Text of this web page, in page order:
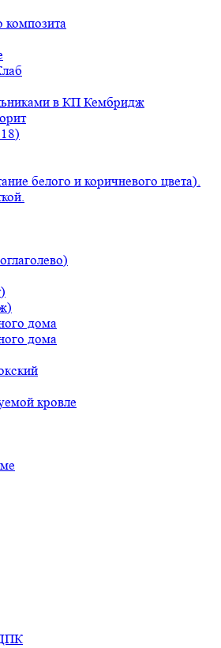
композита
в КП Кембридж
белого и коричневого цвета).
дома
дома
кровле